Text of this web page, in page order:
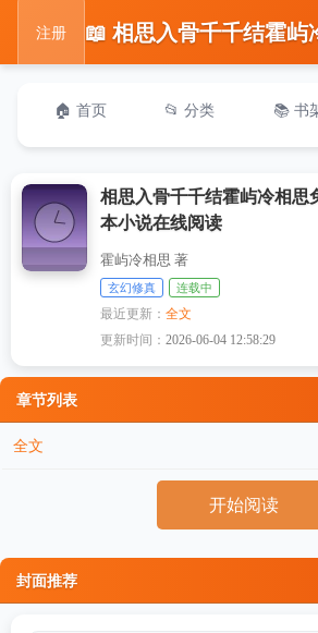
注册
🏠 首页 📂 分类 📚 书
相思入骨千千结霍屿冷相思
本小说在线阅读
霍屿冷相思 著
玄幻修真 连载中
最近更新：全文
更新时间：2026-06-04 12:58:29
章节列表
全文
开始阅读
封面推荐